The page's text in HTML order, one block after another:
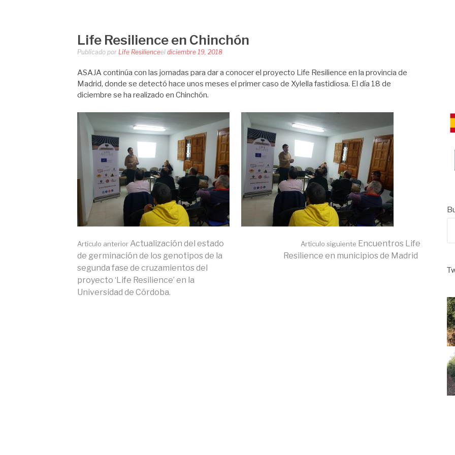
Life Resilience en Chinchón
Publicado por Life Resilienceel diciembre 19, 2018
ASAJA continúa con las jornadas para dar a conocer el proyecto Life Resilience en la provincia de
Madrid, donde se detectó hace unos meses el primer caso de Xylella fastidiosa. El día 18 de
diciembre se ha realizado en Chinchón.
Seguir
leyendo
Artículo anterior Actualización del estado
de germinación de los genotipos de la
segunda fase de cruzamientos del
proyecto ‘Life Resilience’ en la
Universidad de Córdoba.
Artículo siguiente Encuentros Life
Resilience en municipios de Madrid